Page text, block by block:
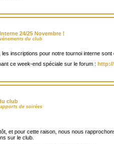
24/25 Novembre !
du club
les inscriptions pour notre tournoi interne sont
ce week-end spéciale sur le forum : http://
club
de soirées
et pour cette raison, nous nous
sur le club.